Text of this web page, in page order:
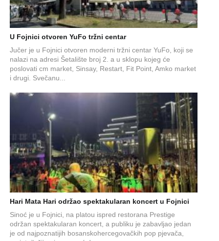
U Fojnici otvoren YuFo tržni centar
Jučer je u Fojnici otvoren moderni tržni centar YuFo, koji se
nalazi na adresi Šetalište broj 2. a u sklopu kojeg će
poslovati cm market, Sinsay, Restart, Fit Point, Amko market
i drugi. Svečanu...
Hari Mata Hari održao spektakularan koncert u Fojnici
Sinoć je u Fojnici, na platou ispred restorana Prestige
održan spektakularan koncert, a publiku je zabavljao jedan
je od najpoznatijih bosanskohercegovačkih pop pjevača,